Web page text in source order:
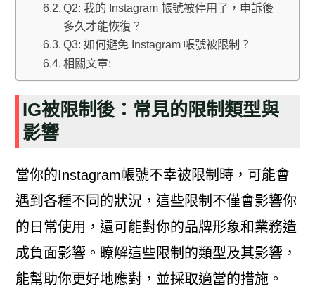
Q2: 我的 Instagram 帳號被停用了，申訴後
多久才能恢復？
Q3: 如何避免 Instagram 帳號被限制？
相關文章:
IG被限制後：常見的限制類型與
影響
當你的Instagram帳號不幸被限制時，可能會
遇到各種不同的狀況，這些限制不僅會影響你
的日常使用，還可能對你的品牌形象和業務造
成負面影響。瞭解這些限制的類型及其影響，
能幫助你更好地應對，並採取適當的措施。